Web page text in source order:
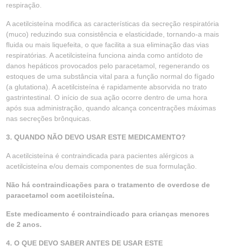
respiração.
A acetilcisteína modifica as características da secreção respiratória
(muco) reduzindo sua consistência e elasticidade, tornando-a mais
fluida ou mais liquefeita, o que facilita a sua eliminação das vias
respiratórias. A acetilcisteína funciona ainda como antídoto de
danos hepáticos provocados pelo paracetamol, regenerando os
estoques de uma substância vital para a função normal do fígado
(a glutationa). A acetilcisteína é rapidamente absorvida no trato
gastrintestinal. O início de sua ação ocorre dentro de uma hora
após sua administração, quando alcança concentrações máximas
nas secreções brônquicas.
3. QUANDO NÃO DEVO USAR ESTE MEDICAMENTO?
A acetilcisteína é contraindicada para pacientes alérgicos a
acetilcisteína e/ou demais componentes de sua formulação.
Não há contraindicações para o tratamento de overdose de
paracetamol com acetilcisteína.
Este medicamento é contraindicado para crianças menores
de 2 anos.
4. O QUE DEVO SABER ANTES DE USAR ESTE